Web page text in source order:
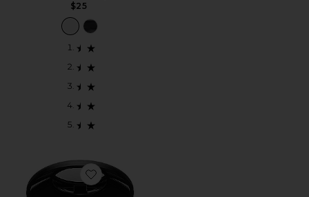
$25
Favorite PÓ FIXADOR SKIN FETISH